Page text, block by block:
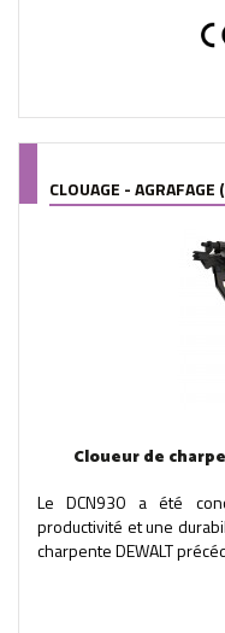
CLOUAGE - AGRAFAGE
Cloueur de
Le DCN930 a été
productivité et une
charpente DEWALT